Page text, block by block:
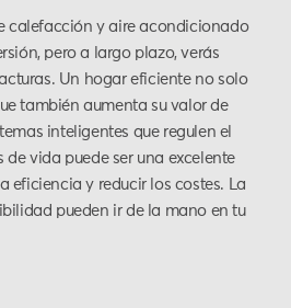
calefacción y aire acondicionado
pero a largo plazo, verás
Un hogar eficiente no solo
también aumenta su valor de
inteligentes que regulen el
vida puede ser una excelente
eficiencia y reducir los costes. La
pueden ir de la mano en tu